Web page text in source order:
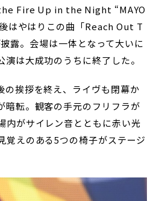
Fire Up in the Night “MAYO
はやはりこの曲「Reach Out T
露。会場は一体となって大いに
は大成功のうちに終了した。
の挨拶を終え、ライヴも閉幕か
暗転。観客の手元のフリフラが
内がサイレン音とともに赤い光
覚えのある5つの椅子がステージ